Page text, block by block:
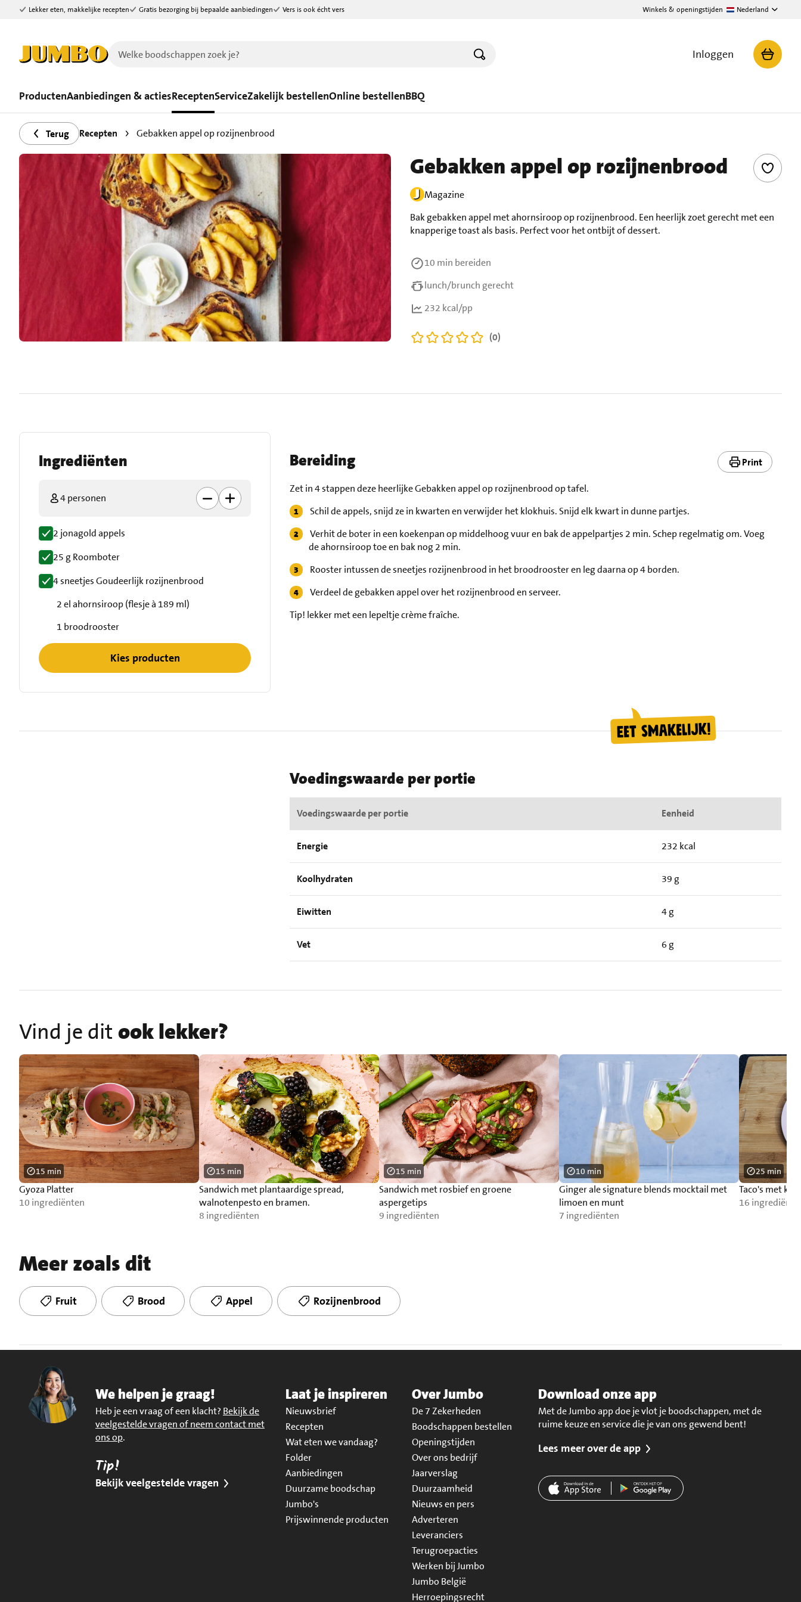
Ga naar zoeken
Ga naar hoofdinhoud
Lekker eten, makkelijke recepten Gratis bezorging bij bepaalde aanbiedingen Vers is ook écht vers Winkels & openingstijden Nederland
Inloggen
ProductenAanbiedingen & actiesReceptenServiceZakelijk bestellenOnline bestellenBBQ
Terug Recepten Gebakken appel op rozijnenbrood
Gebakken appel op rozijnenbrood
Magazine
Bak gebakken appel met ahornsiroop op rozijnenbrood. Een heerlijk zoet gerecht met een
knapperige toast als basis. Perfect voor het ontbijt of dessert.
10 min bereiden
lunch/brunch gerecht
232 kcal/pp
(0)
Ingrediënten
4 personen
2 jonagold appels
25 g Roomboter
4 sneetjes Goudeerlijk rozijnenbrood
2 el ahornsiroop (flesje à 189 ml)
1 broodrooster
Kies producten
Bereiding Print
Zet in 4 stappen deze heerlijke Gebakken appel op rozijnenbrood op tafel.
Schil de appels, snijd ze in kwarten en verwijder het klokhuis. Snijd elk kwart in dunne partjes.
Verhit de boter in een koekenpan op middelhoog vuur en bak de appelpartjes 2 min. Schep regelmatig om. Voeg
de ahornsiroop toe en bak nog 2 min.
Rooster intussen de sneetjes rozijnenbrood in het broodrooster en leg daarna op 4 borden.
Verdeel de gebakken appel over het rozijnenbrood en serveer.
Tip! lekker met een lepeltje crème fraîche.
Voedingswaarde per portie
Voedingswaarde per portie Eenheid
Energie 232 kcal
Koolhydraten 39 g
Eiwitten 4 g
Vet 6 g
Vind je ditook lekker?
Gyoza Platter
10 ingrediënten
15 min
Sandwich met plantaardige spread,
walnotenpesto en bramen.
8 ingrediënten
15 min
Sandwich met rosbief en groene
aspergetips
9 ingrediënten
15 min
Ginger ale signature blends mocktail met
limoen en munt
7 ingrediënten
10 min
Taco's met
16
25 min
Meer zoals dit
Fruit Brood Appel Rozijnenbrood
We helpen je graag!
Heb je een vraag of een klacht? Bekijk de
veelgestelde vragen of neem contact met
ons op.
Tip!
Bekijk veelgestelde vragen
Laat je inspireren
Nieuwsbrief
Recepten
Wat eten we vandaag?
Folder
Aanbiedingen
Duurzame boodschap
Jumbo's
Prijswinnende producten
Over Jumbo
De 7 Zekerheden
Boodschappen bestellen
Openingstijden
Over ons bedrijf
Jaarverslag
Duurzaamheid
Nieuws en pers
Adverteren
Leveranciers
Terugroepacties
Werken bij Jumbo
Jumbo België
Herroepingsrecht
Download onze app
Met de Jumbo app doe je vlot je boodschappen, met de
ruime keuze en service die je van ons gewend bent!
Lees meer over de app